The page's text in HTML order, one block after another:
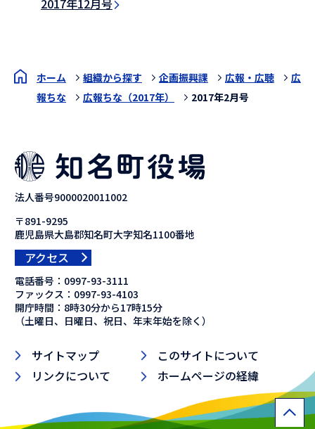
ホーム 組織から探す 企画振興課 広報・広聴
広
報ちな
広報ちな（2017年） 2017年2月号
法人番号9000020011002
〒891-9295
鹿児島県大島郡知名町大字知名1100番地
アクセス
電話番号： 0997-93-3111
ファックス： 0997-93-4103
開庁時間：8時30分から17時15分
（土曜日、日曜日、祝日、年末年始を除く）
サイトマップ
このサイトについて
リンクについて
ホームページの経緯